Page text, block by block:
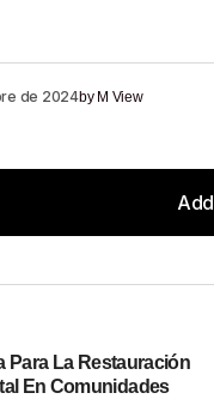
de 2024by M View
no será
Para La Restauración
En Comunidades